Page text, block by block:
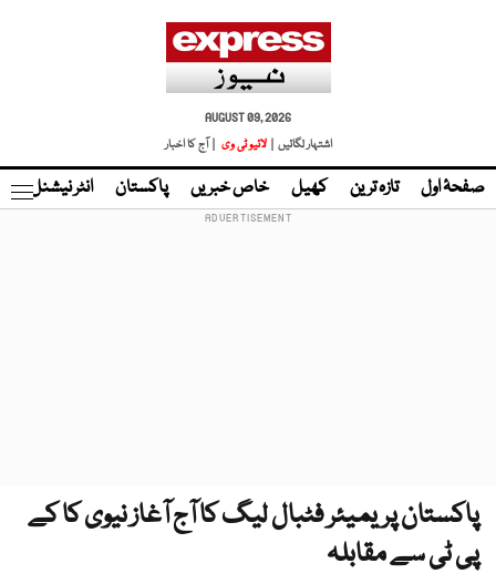
AUGUST 09, 2026
اشتہار لگائیں |
لائیو ٹی وی | آج کا اخبار
صفحۂ اول تازہ ترین کھیل خاص خبریں پاکستان انٹر نیشنل
پاکستان پریمیئر فٹبال لیگ کا آج آغاز نیوی کا کے
پی ٹی سے مقابلہ